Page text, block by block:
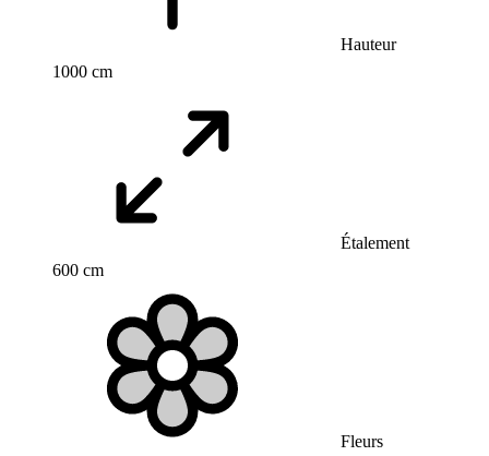
Hauteur
1000 cm
Étalement
600 cm
Fleurs